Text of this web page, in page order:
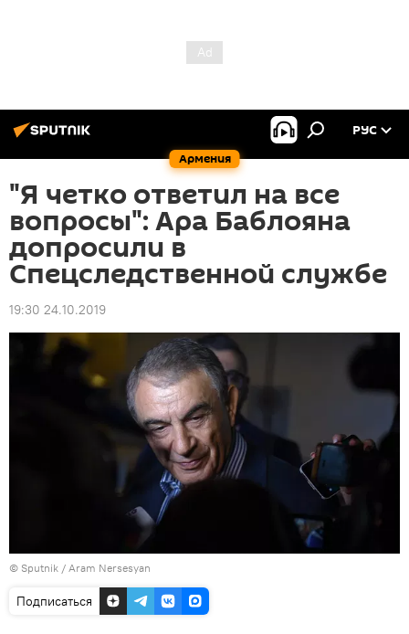
Армения
РУС
"Я четко ответил на все
вопросы": Ара Баблояна
допросили в
Спецследственной службе
19:30 24.10.2019
© Sputnik / Aram Nersesyan
Подписаться